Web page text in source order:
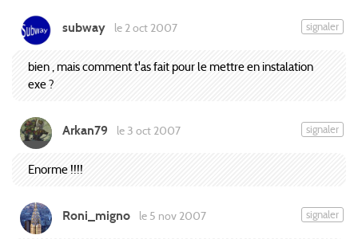
subway le 2 oct 2007 signaler
bien , mais comment t'as fait pour le mettre en instalation
exe ?
Arkan79 le 3 oct 2007 signaler
Enorme !!!!
Roni_migno le 5 nov 2007 signaler